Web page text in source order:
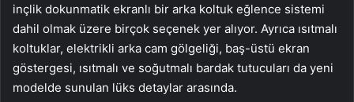
inçlik dokunmatik ekranlı bir arka koltuk eğlence sistemi
dahil olmak üzere birçok seçenek yer alıyor. Ayrıca ısıtmalı
koltuklar, elektrikli arka cam gölgeliği, baş-üstü ekran
göstergesi, ısıtmalı ve soğutmalı bardak tutucuları da yeni
modelde sunulan lüks detaylar arasında.